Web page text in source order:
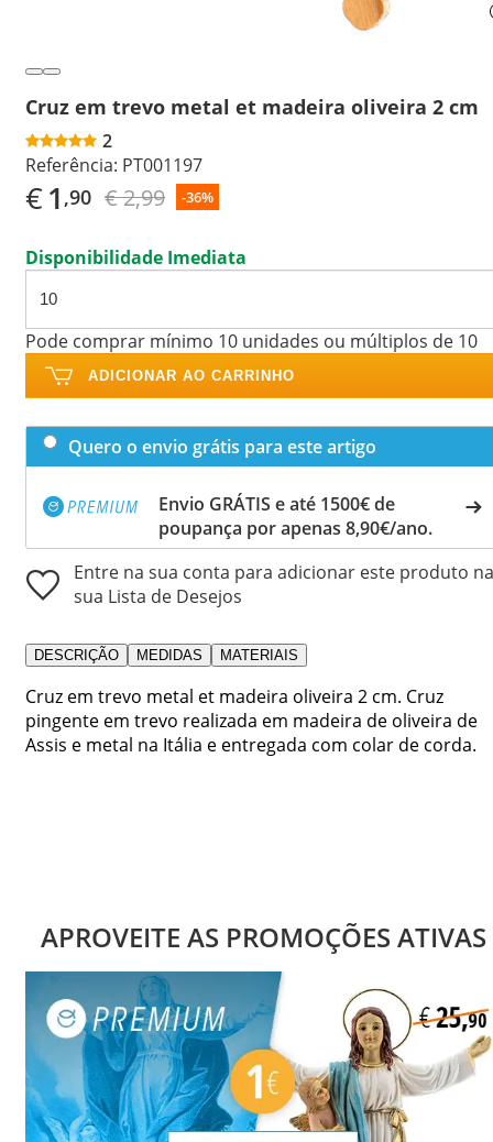
Cruz em trevo metal et madeira oliveira 2 cm
2
Referência: PT001197
€1 ,90 € 2,99 -36%
Disponibilidade Imediata
Pode comprar mínimo 10 unidades ou múltiplos de 10
ADICIONAR AO CARRINHO
Quero o envio grátis para este artigo
Envio GRÁTIS e até 1500€ de
poupança por apenas 8,90€/ano.
Entre na sua conta para adicionar este produto na
sua Lista de Desejos
DESCRIÇÃO MEDIDAS MATERIAIS
Cruz em trevo metal et madeira oliveira 2 cm. Cruz
pingente em trevo realizada em madeira de oliveira de
Assis e metal na Itália e entregada com colar de corda.
APROVEITE AS PROMOÇÕES ATIVAS